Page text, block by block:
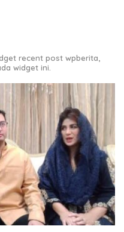
recent post wpberita,
widget ini.